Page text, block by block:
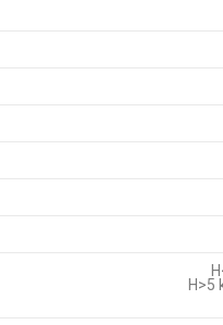
H>5